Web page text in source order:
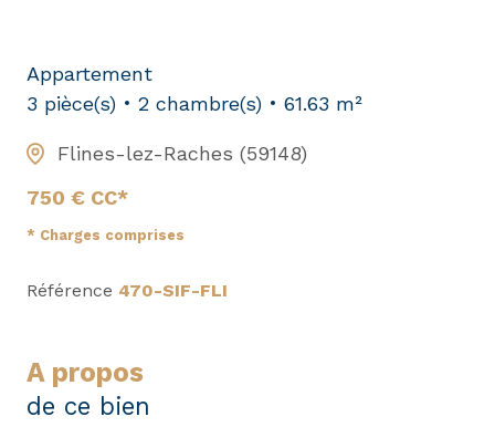
Appartement
3 pièce(s)
2 chambre(s) 61.63 m²
Flines-lez-Raches (59148)
750 € CC*
* Charges comprises
Référence 470-SIF-FLI
a propos
de ce bien